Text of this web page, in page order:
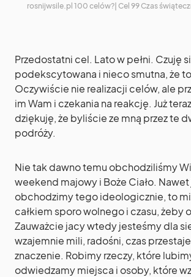
rosnijwsile.pl 100 celów?| Cel 99 Czas
Przedostatni cel. Lato w pełni. Czuję
podekscytowana i nieco smutna, że
Oczywiście nie realizacji celów, ale
im Wam i czekania na reakcję. Już
dziękuję, że byliście ze mną przez te
podróży.
Nie tak dawno temu obchodziliśmy
weekend majowy i Boże Ciało. Nawet
obchodzimy tego ideologicznie, to
całkiem sporo wolnego i czasu, żeby
Zauważcie jacy wtedy jesteśmy dla
wzajemnie mili, radośni, czas
znaczenie. Robimy rzeczy, które
odwiedzamy miejsca i osoby, które